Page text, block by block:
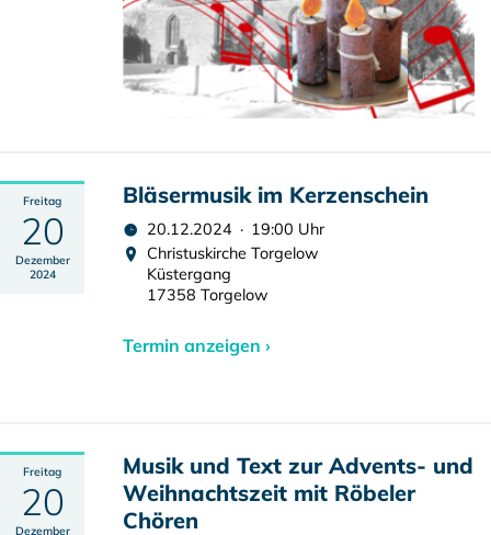
Freitag
20
Dezember
2024
Bläsermusik im Kerzenschein
20.12.2024 · 19:00 Uhr
Christuskirche Torgelow
Küstergang
17358 Torgelow
Termin anzeigen ›
Freitag
20
Dezember
Musik und Text zur Advents- und
Weihnachtszeit mit Röbeler
Chören